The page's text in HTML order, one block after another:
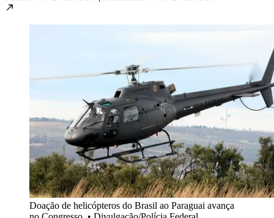
Doação de helicópteros do Brasil ao Paraguai avança